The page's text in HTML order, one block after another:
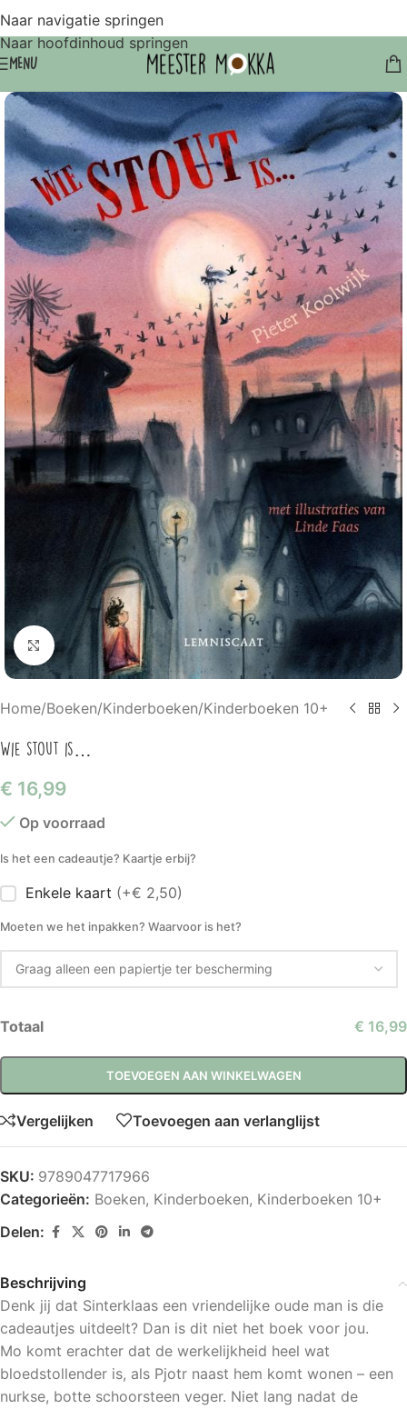
Naar navigatie springen
Naar hoofdinhoud springen
MENU
Klik om te vergroten
Home/Boeken/Kinderboeken/Kinderboeken 10+
Wie stout is…
€ 16,99
Op voorraad
Is het een cadeautje? Kaartje erbij?
Enkele kaart (+€ 2,50)
Moeten we het inpakken? Waarvoor is het?
Totaal € 16,99
TOEVOEGEN AAN WINKELWAGEN
Vergelijken Toevoegen aan verlanglijst
SKU: 9789047717966
Categorieën: Boeken, Kinderboeken, Kinderboeken 10+
Delen:
Beschrijving
Denk jij dat Sinterklaas een vriendelijke oude man is die
cadeautjes uitdeelt? Dan is dit niet het boek voor jou.
Mo komt erachter dat de werkelijkheid heel wat
bloedstollender is, als Pjotr naast hem komt wonen – een
nurkse, botte schoorsteen veger. Niet lang nadat de